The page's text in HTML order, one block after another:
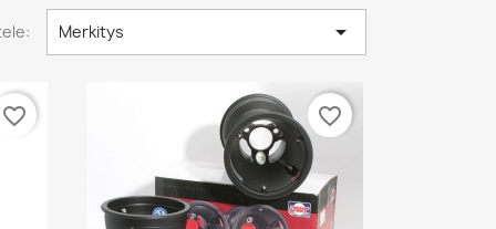
Merkitys 
favorite_border favorite_border